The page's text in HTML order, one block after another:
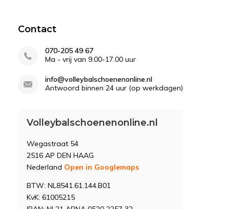
Contact
070-205 49 67
Ma - vrij van 9.00-17.00 uur
info@volleybalschoenenonline.nl
Antwoord binnen 24 uur (op werkdagen)
Volleybalschoenenonline.nl
Wegastraat 54
2516 AP DEN HAAG
Nederland Open in Googlemaps
BTW: NL8541.61.144.B01
KvK: 61005215